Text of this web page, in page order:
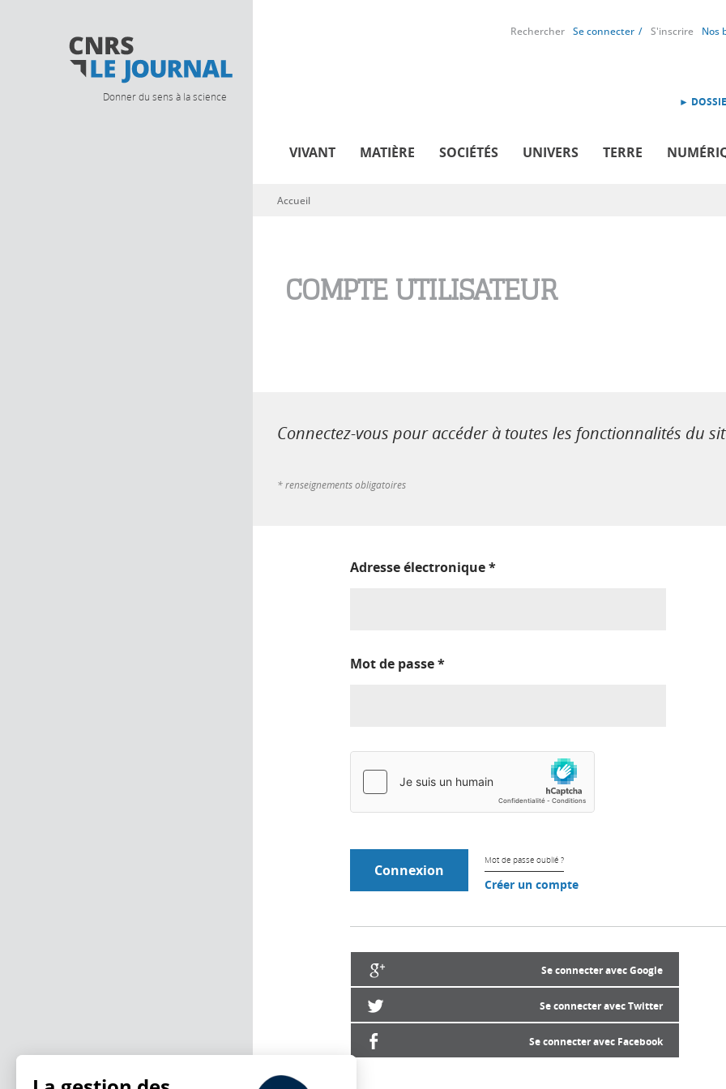
Donner du sens à la science
Rechercher Se connecter S'inscrire Nos
►
VIVANT MATIÈRE SOCIÉTÉS UNIVERS TERRE
Vous êtes ici
Accueil
COMPTE UTILISATEUR
Connectez-vous pour accéder à toutes les fonctionnalités du
* renseignements obligatoires
Adresse électronique*
Mot de passe*
Mot de passe oublié ?
Créer un compte
Se connecter avec Google
Se connecter avec Twitter
Se connecter avec Facebook